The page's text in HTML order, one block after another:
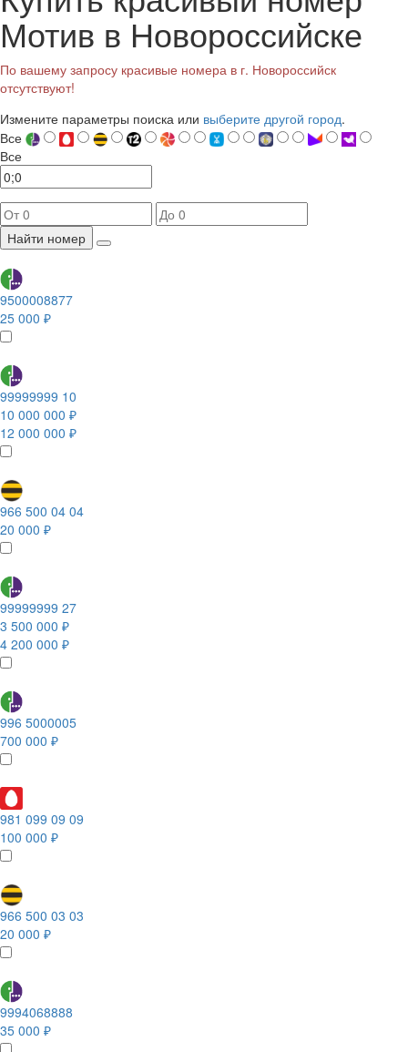
Мотив в Новороссийске
По вашему запросу красивые номера в г. Новороссийск
отсутствуют!
Измените параметры поиска или выберите другой город.
Все
Все
Найти номер
9500008877
25 000 ₽
99999999 10
10 000 000 ₽
12 000 000 ₽
966 500 04 04
20 000 ₽
99999999 27
3 500 000 ₽
4 200 000 ₽
996 5000005
700 000 ₽
981 099 09 09
100 000 ₽
966 500 03 03
20 000 ₽
9994068888
35 000 ₽